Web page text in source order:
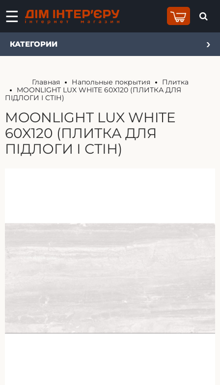
КАТЕГОРИИ
Главная Напольные покрытия
Плитка
MOONLIGHT LUX WHITE 60X120 (ПЛИТКА ДЛЯ
ПІДЛОГИ І СТІН)
MOONLIGHT LUX WHITE
60X120 (ПЛИТКА ДЛЯ
ПІДЛОГИ І СТІН)